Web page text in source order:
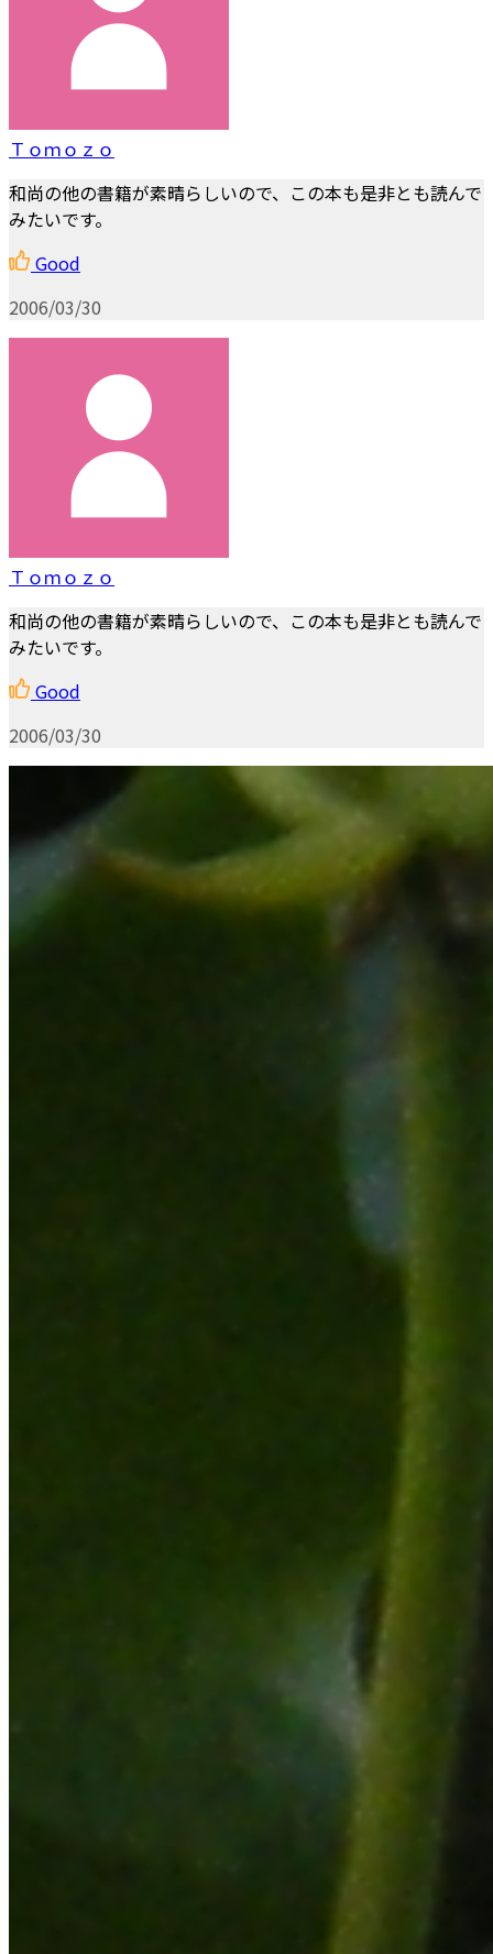
Ｔｏｍｏｚｏ
和尚の他の書籍が素晴らしいので、この本も是非とも読んで
みたいです。
Good
2006/03/30
Ｔｏｍｏｚｏ
和尚の他の書籍が素晴らしいので、この本も是非とも読んで
みたいです。
Good
2006/03/30